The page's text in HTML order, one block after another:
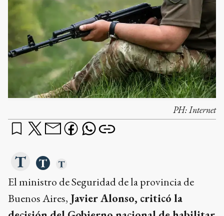
PH:Internet
El ministro de Seguridad de la provincia de
Buenos Aires, Javier Alonso, criticó la